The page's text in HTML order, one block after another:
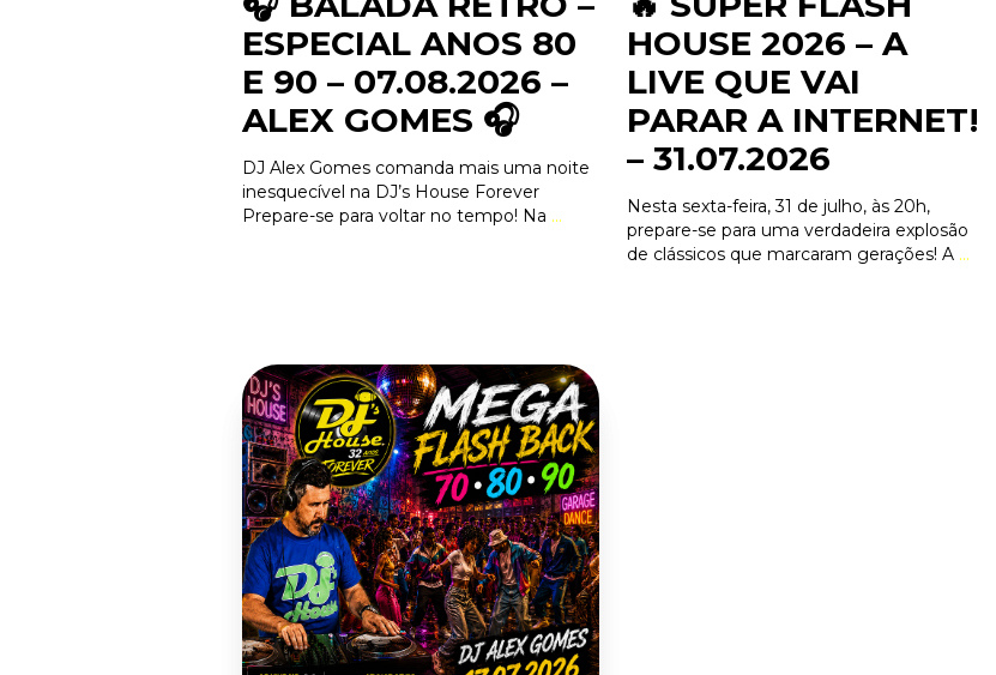
ESPECIAL ANOS 80
E 90 – 07.08.2026 –
ALEX GOMES 🎧
DJ Alex Gomes comanda mais uma noite
inesquecível na DJ’s House Forever
Prepare-se para voltar no tempo! Na …
HOUSE 2026 – A
LIVE QUE VAI
PARAR A INTERNET!
– 31.07.2026
Nesta sexta-feira, 31 de julho, às 20h,
prepare-se para uma verdadeira explosão
de clássicos que marcaram gerações! A…